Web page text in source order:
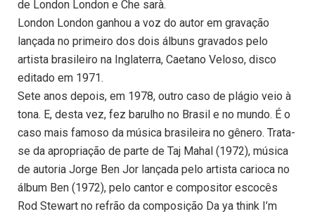
de London London e Che sarà.
London London ganhou a voz do autor em gravação
lançada no primeiro dos dois álbuns gravados pelo
artista brasileiro na Inglaterra, Caetano Veloso, disco
editado em 1971.
Sete anos depois, em 1978, outro caso de plágio veio à
tona. E, desta vez, fez barulho no Brasil e no mundo. É o
caso mais famoso da música brasileira no gênero. Trata-
se da apropriação de parte de Taj Mahal (1972), música
de autoria Jorge Ben Jor lançada pelo artista carioca no
álbum Ben (1972), pelo cantor e compositor escocês
Rod Stewart no refrão da composição Da ya think I’m